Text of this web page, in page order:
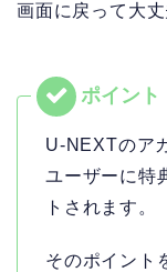
画面に戻って大丈
U-NEXTのア
ユーザーに特
トされます。
そのポイント